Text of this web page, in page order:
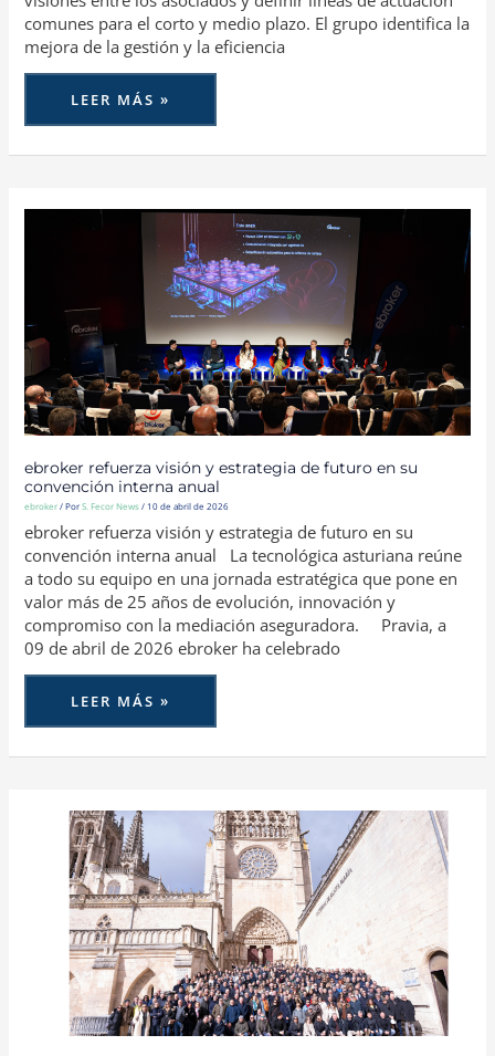
comunes para el corto y medio plazo. El grupo identifica la
mejora de la gestión y la eficiencia
LEER MÁS »
ebroker refuerza visión y estrategia de futuro en su
convención interna anual
ebroker/ PorS. Fecor News/ 10 de abril de 2026
ebroker refuerza visión y estrategia de futuro en su
convención interna anual La tecnológica asturiana reúne
a todo su equipo en una jornada estratégica que pone en
valor más de 25 años de evolución, innovación y
compromiso con la mediación aseguradora. Pravia, a
09 de abril de 2026 ebroker ha celebrado
EBROKER
ESTRATEGIA
EN
SU
CONVENCIÓN
INTERNA
ANUAL
LEER MÁS »
REALE
SEGUROS
CELEBRA
SU
CONVENCIÓN
ANUAL
DE
AGENCIAS
EN
BURGOS